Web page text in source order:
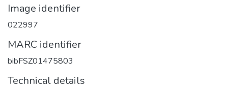
Image identifier
022997
MARC identifier
bibFSZ01475803
Technical details